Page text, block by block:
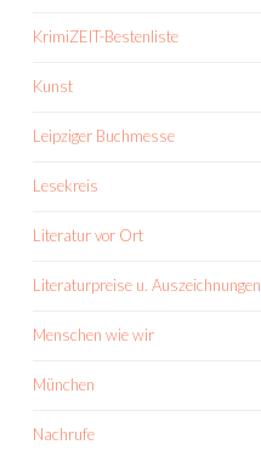
KrimiZEIT-Bestenliste
Kunst
Leipziger Buchmesse
Lesekreis
Literatur vor Ort
Literaturpreise u. Auszeichnungen
Menschen wie wir
München
Nachrufe